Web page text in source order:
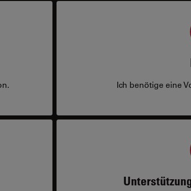
Ich benötige eine